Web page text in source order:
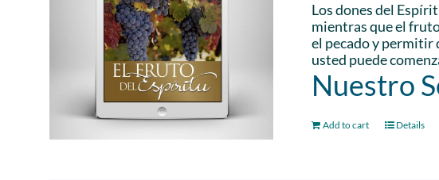
Los dones del
mientras que el
el pecado y permitir
usted puede
Nuestro
Add to cart Details